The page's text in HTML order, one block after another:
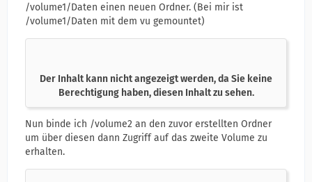
/volume1/Daten einen neuen Ordner. (Bei mir ist
/volume1/Daten mit dem vu gemountet)
Der Inhalt kann nicht angezeigt werden, da Sie keine
Berechtigung haben, diesen Inhalt zu sehen.
Nun binde ich /volume2 an den zuvor erstellten Ordner
um über diesen dann Zugriff auf das zweite Volume zu
erhalten.